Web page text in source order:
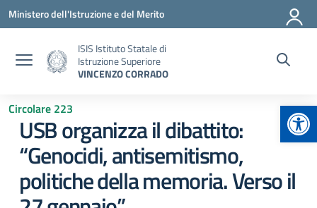
Vai ai contenuti
Vai al menu di navigazione
Vai al footer
Ministero dell'Istruzione e del Merito
ISIS Istituto Statale di
Istruzione Superiore
VINCENZO CORRADO
Circolare 223
USB organizza il dibattito:
“Genocidi, antisemitismo,
politiche della memoria. Verso il